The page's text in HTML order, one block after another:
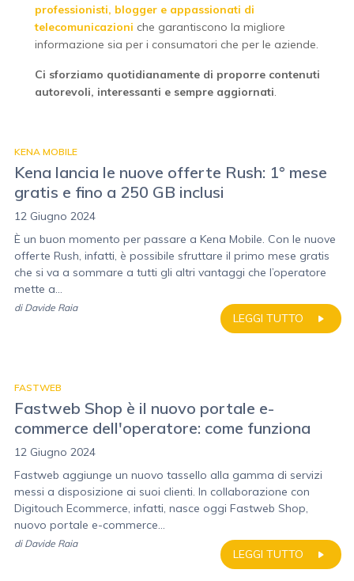
professionisti, blogger e appassionati di
telecomunicazioni che garantiscono la migliore
informazione sia per i consumatori che per le aziende.
Ci sforziamo quotidianamente di proporre contenuti
autorevoli, interessanti e sempre aggiornati.
KENA MOBILE
Kena lancia le nuove offerte Rush: 1° mese
gratis e fino a 250 GB inclusi
12 Giugno 2024
È un buon momento per passare a Kena Mobile. Con le nuove
offerte Rush, infatti, è possibile sfruttare il primo mese gratis
che si va a sommare a tutti gli altri vantaggi che l’operatore
mette a...
LEGGI TUTTO
di Davide Raia
FASTWEB
Fastweb Shop è il nuovo portale e-
commerce dell'operatore: come funziona
12 Giugno 2024
Fastweb aggiunge un nuovo tassello alla gamma di servizi
messi a disposizione ai suoi clienti. In collaborazione con
Digitouch Ecommerce, infatti, nasce oggi Fastweb Shop,
nuovo portale e-commerce...
LEGGI TUTTO
di Davide Raia